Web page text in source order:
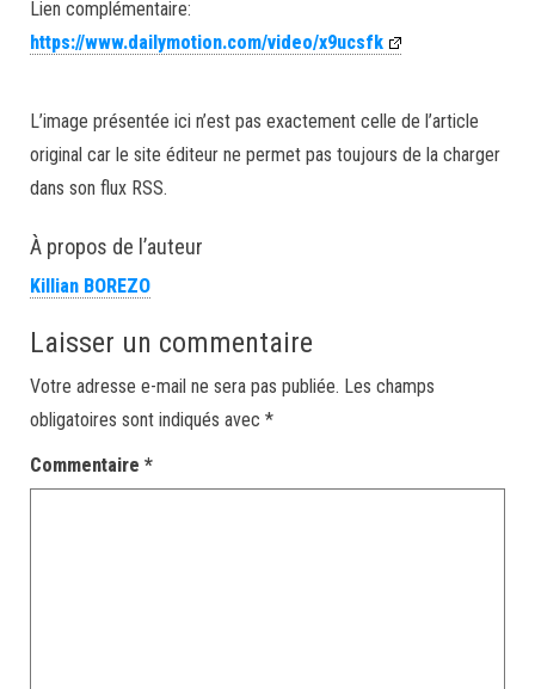
Lien complémentaire:
https://www.dailymotion.com/video/x9ucsfk
L’image présentée ici n’est pas exactement celle de l’article
original car le site éditeur ne permet pas toujours de la charger
dans son flux RSS.
À propos de l’auteur
Killian BOREZO
Laisser un commentaire
Votre adresse e-mail ne sera pas publiée. Les champs
obligatoires sont indiqués avec *
Commentaire *